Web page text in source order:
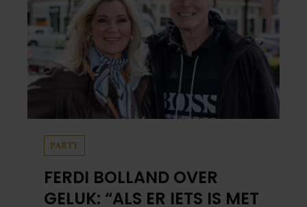
PARTY
FERDI BOLLAND OVER
GELUK: “ALS ER IETS IS MET